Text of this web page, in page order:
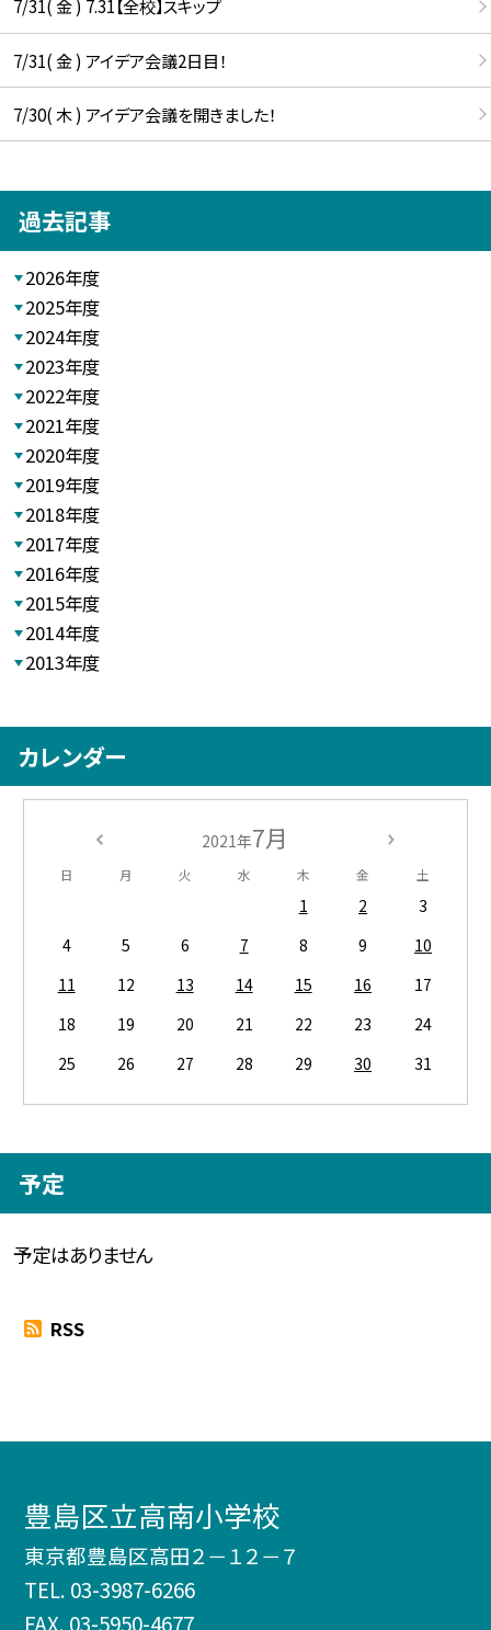
7/31( 金 ) 7.31【全校】スキップ
7/31( 金 ) アイデア会議2日目！
7/30( 木 ) アイデア会議を開きました！
過去記事
2026年度
2025年度
2024年度
2023年度
2022年度
2021年度
2020年度
2019年度
2018年度
2017年度
2016年度
2015年度
2014年度
2013年度
カレンダー
2021年7月
日 月 火 水 木 金 土
1 2
3
4
5 6 7 8 9
10
11
12 13 14 15 16
17
18
19 20 21 22 23
24
25
26 27 28 29 30 31
予定
予定はありません
RSS
豊島区立高南小学校
東京都豊島区高田２－１２－７
TEL. 03-3987-6266
FAX. 03-5950-4677